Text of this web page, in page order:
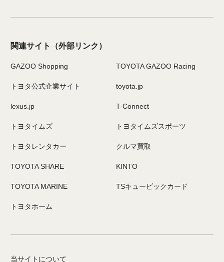
関連サイト （外部リンク）
GAZOO Shopping TOYOTA GAZOO Racing
トヨタ公式企業サイト toyota.jp
lexus.jp T-Connect
トヨタイムズ トヨタイムズスポーツ
トヨタレンタカー クルマ買取
TOYOTA SHARE KINTO
TOYOTA MARINE TSキュービックカード
トヨタホーム
当サイトについて